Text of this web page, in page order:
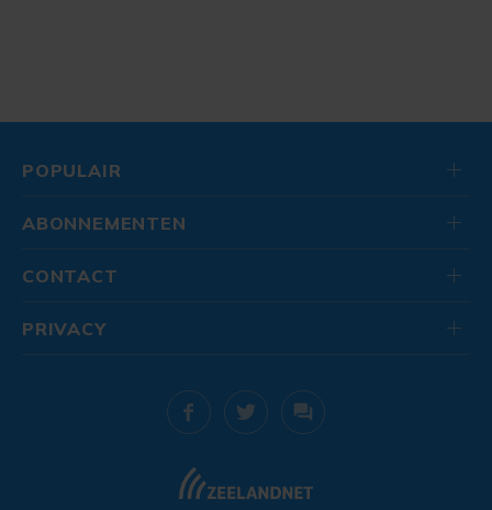
POPULAIR
ABONNEMENTEN
CONTACT
PRIVACY